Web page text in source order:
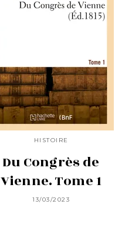
HISTOIRE
Du Congrès de
Vienne. Tome 1
13/03/2023